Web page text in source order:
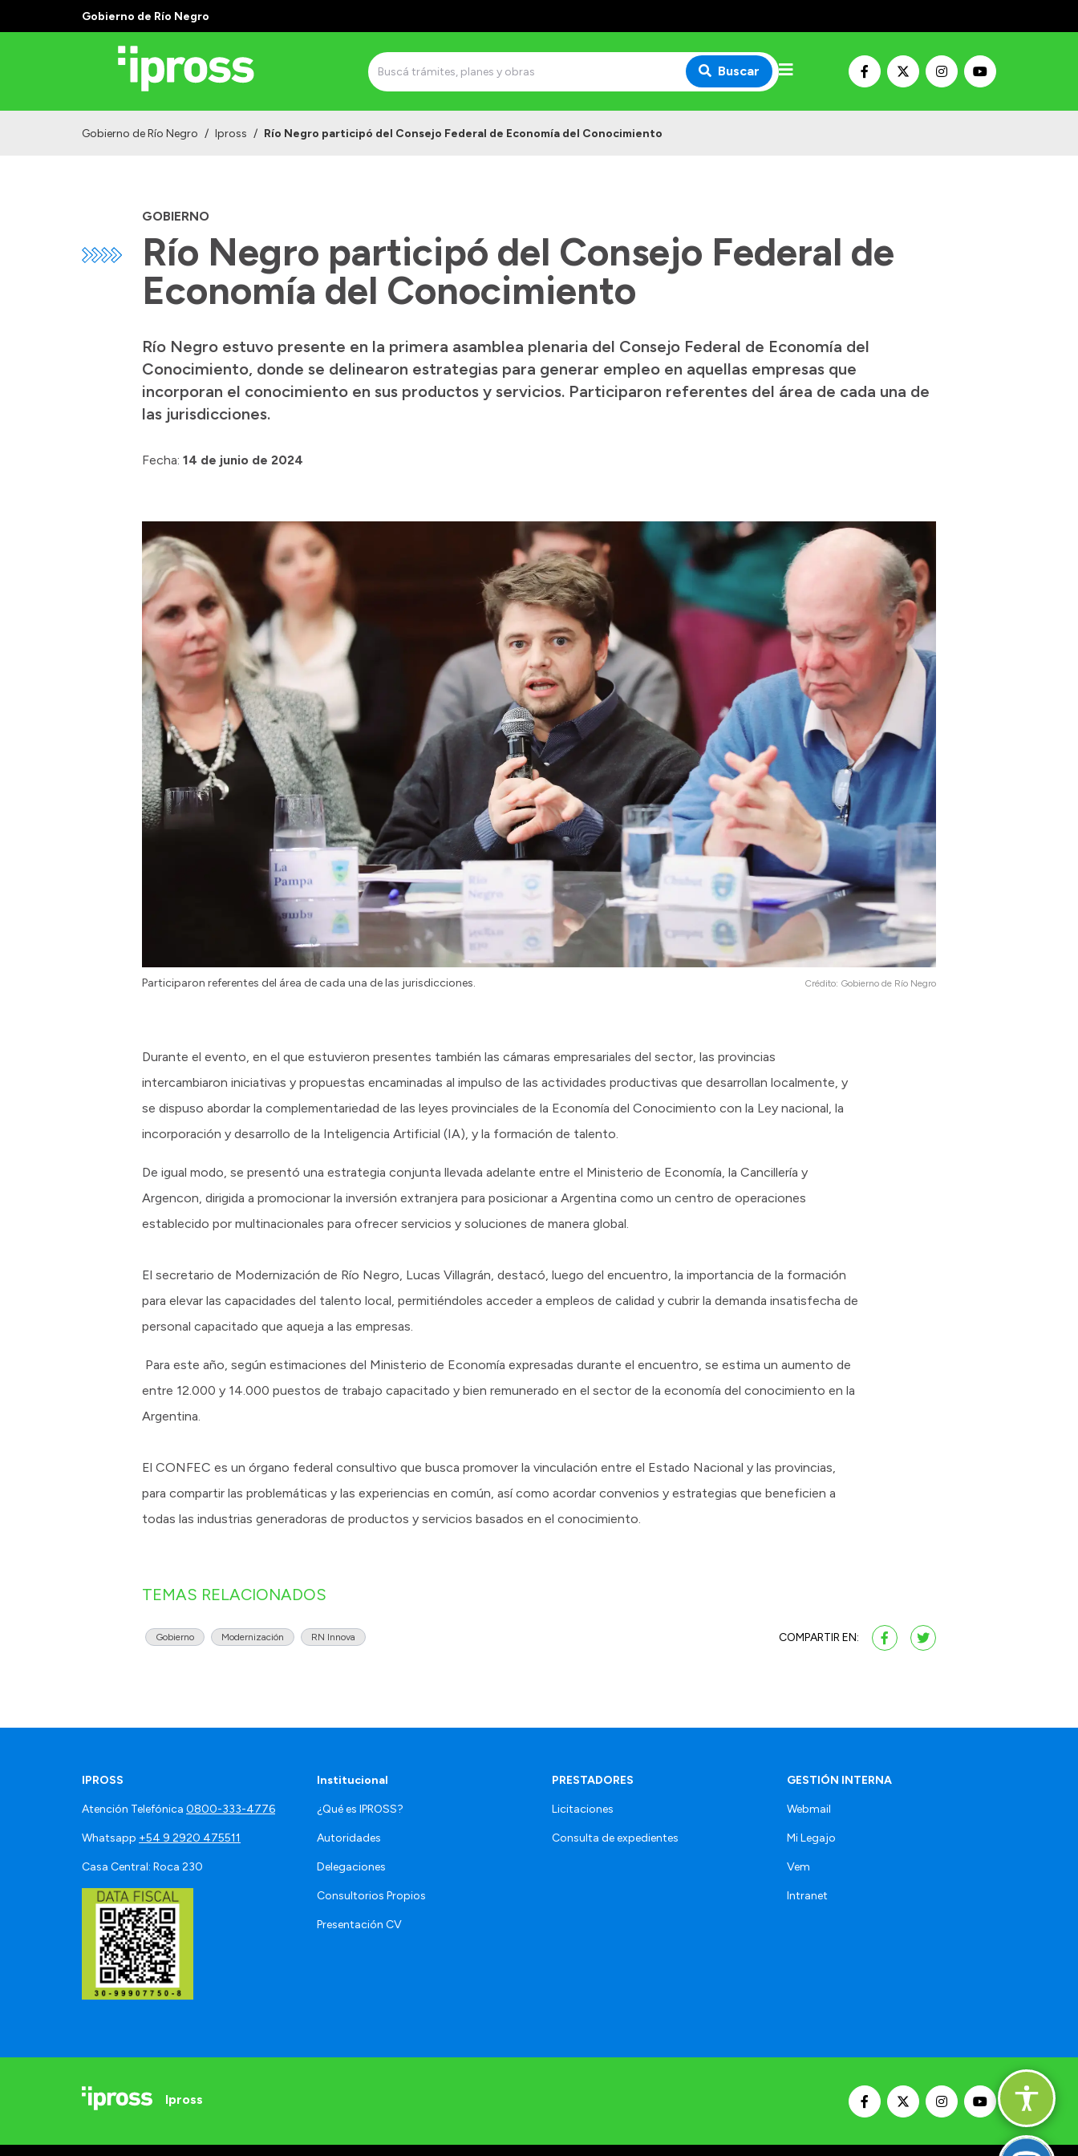
Gobierno de Río Negro
Buscar
Gobierno de Río Negro / Ipross / Río Negro participó del Consejo Federal de Economía del Conocimiento
GOBIERNO
Río Negro participó del Consejo Federal de
Economía del Conocimiento
Río Negro estuvo presente en la primera asamblea plenaria del Consejo Federal de Economía del
Conocimiento, donde se delinearon estrategias para generar empleo en aquellas empresas que
incorporan el conocimiento en sus productos y servicios. Participaron referentes del área de cada una de
las jurisdicciones.
Fecha: 14 de junio de 2024
Participaron referentes del área de cada una de las jurisdicciones. Crédito: Gobierno de Río Negro
Durante el evento, en el que estuvieron presentes también las cámaras empresariales del sector, las provincias
intercambiaron iniciativas y propuestas encaminadas al impulso de las actividades productivas que desarrollan localmente, y
se dispuso abordar la complementariedad de las leyes provinciales de la Economía del Conocimiento con la Ley nacional, la
incorporación y desarrollo de la Inteligencia Artificial (IA), y la formación de talento.
De igual modo, se presentó una estrategia conjunta llevada adelante entre el Ministerio de Economía, la Cancillería y
Argencon, dirigida a promocionar la inversión extranjera para posicionar a Argentina como un centro de operaciones
establecido por multinacionales para ofrecer servicios y soluciones de manera global.
El secretario de Modernización de Río Negro, Lucas Villagrán, destacó, luego del encuentro, la importancia de la formación
para elevar las capacidades del talento local, permitiéndoles acceder a empleos de calidad y cubrir la demanda insatisfecha de
personal capacitado que aqueja a las empresas.
Para este año, según estimaciones del Ministerio de Economía expresadas durante el encuentro, se estima un aumento de
entre 12.000 y 14.000 puestos de trabajo capacitado y bien remunerado en el sector de la economía del conocimiento en la
Argentina.
El CONFEC es un órgano federal consultivo que busca promover la vinculación entre el Estado Nacional y las provincias,
para compartir las problemáticas y las experiencias en común, así como acordar convenios y estrategias que beneficien a
todas las industrias generadoras de productos y servicios basados en el conocimiento.
TEMAS RELACIONADOS
Gobierno Modernización RN Innova COMPARTIR EN:
IPROSS
Atención Telefónica 0800-333-4776
Whatsapp +54 9 2920 475511
Casa Central: Roca 230
Institucional
¿Qué es IPROSS?
Autoridades
Delegaciones
Consultorios Propios
Presentación CV
PRESTADORES
Licitaciones
Consulta de expedientes
GESTIÓN INTERNA
Webmail
Mi Legajo
Vem
Intranet
Ipross